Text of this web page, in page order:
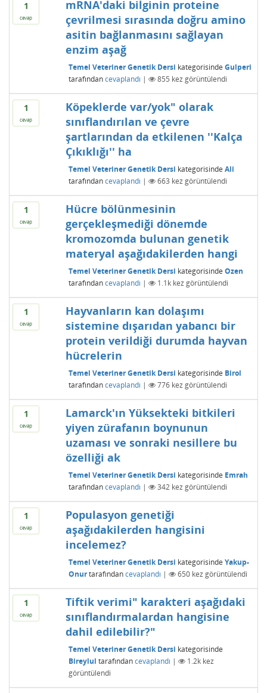
1
cevap
mRNA'daki bilginin proteine
çevrilmesi sırasında doğru amino
asitin bağlanmasını sağlayan
enzim aşağ
Temel Veteriner Genetik Dersi kategorisinde Gulperi
tarafından cevaplandı | 855 kez görüntülendi
1
cevap
Köpeklerde var/yok" olarak
sınıflandırılan ve çevre
şartlarından da etkilenen ''Kalça
Çıkıklığı'' ha
Temel Veteriner Genetik Dersi kategorisinde Ali
tarafından cevaplandı | 663 kez görüntülendi
1
cevap
Hücre bölünmesinin
gerçekleşmediği dönemde
kromozomda bulunan genetik
materyal aşağıdakilerden hangi
Temel Veteriner Genetik Dersi kategorisinde Ozen
tarafından cevaplandı | 1.1kkez görüntülendi
1
cevap
Hayvanların kan dolaşımı
sistemine dışarıdan yabancı bir
protein verildiği durumda hayvan
hücrelerin
Temel Veteriner Genetik Dersi kategorisinde Birol
tarafından cevaplandı | 776kez görüntülendi
1
cevap
Lamarck'ın Yüksekteki bitkileri
yiyen zürafanın boynunun
uzaması ve sonraki nesillere bu
özelliği ak
Temel Veteriner Genetik Dersi kategorisinde Emrah
tarafından cevaplandı | 342kez görüntülendi
1
cevap
Populasyon genetiği
aşağıdakilerden hangisini
incelemez?
Temel Veteriner Genetik Dersi kategorisinde Yakup-
Onur tarafından cevaplandı | 650kez görüntülendi
1
cevap
Tiftik verimi" karakteri aşağıdaki
sınıflandırmalardan hangisine
dahil edilebilir?"
Temel Veteriner Genetik Dersi kategorisinde
Bireylul tarafından cevaplandı | 1.2kkez
görüntülendi